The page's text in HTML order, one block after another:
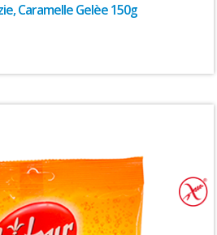
Caramelle Gelèe 150g